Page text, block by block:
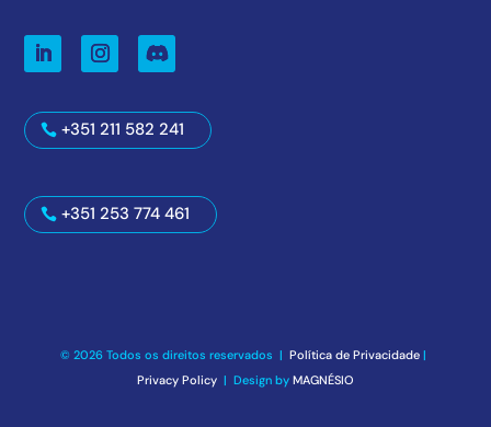
+351 211 582 241
+351 253 774 461
© 2026 Todos os direitos reservados |Política de Privacidade |
Privacy Policy | Design by MAGNÉSIO